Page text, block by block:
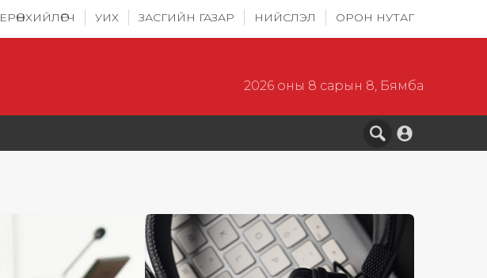
ЕРӨНХИЙЛӨГЧ УИХ ЗАСГИЙН ГАЗАР НИЙСЛЭЛ ОРОН НУТАГ
2026 оны 8 сарын 8, Бямба